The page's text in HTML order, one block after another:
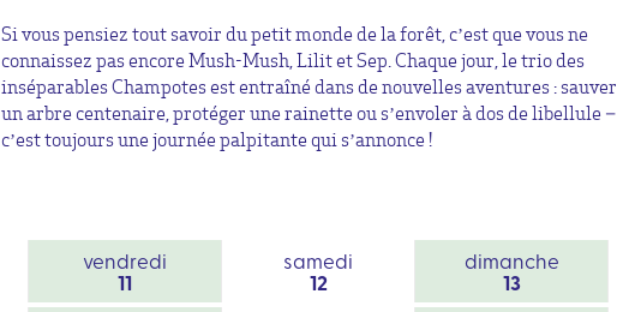
Si vous pensiez tout savoir du petit monde de la forêt, c’est que vous ne
connaissez pas encore Mush-Mush, Lilit et Sep. Chaque jour, le trio des
inséparables Champotes est entraîné dans de nouvelles aventures : sauver
un arbre centenaire, protéger une rainette ou s’envoler à dos de libellule –
c’est toujours une journée palpitante qui s’annonce !
vendredi
11
samedi
12
dimanche
13